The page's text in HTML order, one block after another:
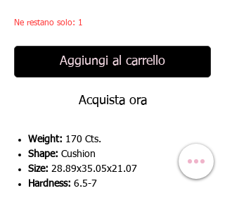
Ne restano solo: 1
Aggiungi al carrello
Acquista ora
Weight: 170 Cts.
Shape: Cushion
Size: 28.89x35.05x21.07
Hardness: 6.5-7